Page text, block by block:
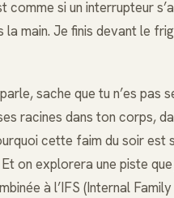
comme si un interrupteur
la main. Je finis devant le
sache que tu n’es pas
racines dans ton corps,
cette faim du soir est
on explorera une piste que
à l’IFS (Internal